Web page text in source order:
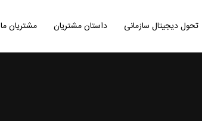
تحول دیجیتال سازمانی داستان مشتریان مشتریان ما